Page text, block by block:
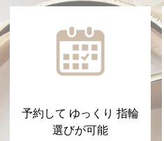
予約して ゆっくり 指輪
選びが可能